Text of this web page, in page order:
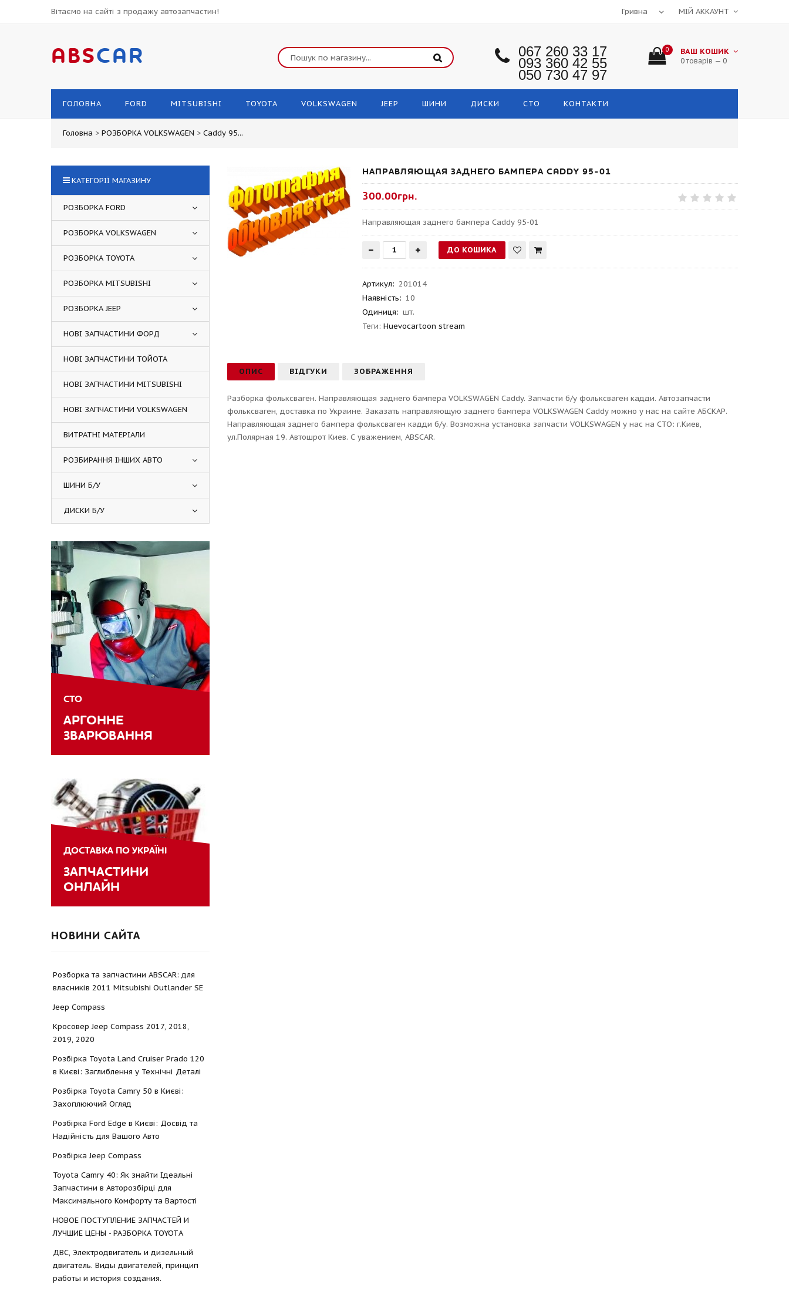
Вітаємо на сайті з продажу автозапчастин! МІЙ АККАУНТ
ABSCAR 067 260 33 17
093 360 42 55
050 730 47 97
0 ВАШ КОШИК
0 товарів — 0
ГОЛОВНА FORD MITSUBISHI TOYOTA VOLKSWAGEN JEEP ШИНИ ДИСКИ СТО КОНТАКТИ
Головна > РОЗБОРКА VOLKSWAGEN > Caddy 95...
НАПРАВЛЯЮЩАЯ ЗАДНЕГО БАМПЕРА CADDY 95-01
300.00грн.
Направляющая заднего бампера Caddy 95-01
Артикул: 201014
Наявність: 10
Одиниця: шт.
Теги:Huevocartoon stream
ОПИС ВІДГУКИ ЗОБРАЖЕННЯ
Разборка фольксваген. Направляющая заднего бампера VOLKSWAGEN Caddy. Запчасти б/у фольксваген кадди. Автозапчасти
фольксваген, доставка по Украине. Заказать направляющую заднего бампера VOLKSWAGEN Caddy можно у нас на сайте АБСКАР.
Направляющая заднего бампера фольксваген кадди б/у. Возможна установка запчасти VOLKSWAGEN у нас на СТО: г.Киев,
ул.Полярная 19. Автошрот Киев. С уважением, ABSCAR.
КАТЕГОРІЇ МАГАЗИНУ
РОЗБОРКА FORD
РОЗБОРКА VOLKSWAGEN
РОЗБОРКА TOYOTA
РОЗБОРКА MITSUBISHI
РОЗБОРКА JEEP
НОВІ ЗАПЧАСТИНИ ФОРД
НОВІ ЗАПЧАСТИНИ ТОЙОТА
НОВІ ЗАПЧАСТИНИ MITSUBISHI
НОВІ ЗАПЧАСТИНИ VOLKSWAGEN
ВИТРАТНІ МАТЕРІАЛИ
РОЗБИРАННЯ ІНШИХ АВТО
ШИНИ Б/У
ДИСКИ Б/У
СТО
АРГОННЕ
ЗВАРЮВАННЯ
ДОСТАВКА ПО УКРАЇНІ
ЗАПЧАСТИНИ
ОНЛАЙН
НОВИНИ САЙТА
Розборка та запчастини ABSCAR: для
власників 2011 Mitsubishi Outlander SE
Jeep Compass
Кросовер Jeep Compass 2017, 2018,
2019, 2020
Розбірка Toyota Land Cruiser Prado 120
в Києві: Заглиблення у Технічні Деталі
Розбірка Toyota Camry 50 в Києві:
Захоплюючий Огляд
Розбірка Ford Edge в Києві: Досвід та
Надійність для Вашого Авто
Розбірка Jeep Compass
Toyota Camry 40: Як знайти Ідеальні
Запчастини в Авторозбірці для
Максимального Комфорту та Вартості
НОВОЕ ПОСТУПЛЕНИЕ ЗАПЧАСТЕЙ И
ЛУЧШИЕ ЦЕНЫ - РАЗБОРКА TOYOTА
ДВС, Электродвигатель и дизельный
двигатель. Виды двигателей, принцип
работы и история создания.